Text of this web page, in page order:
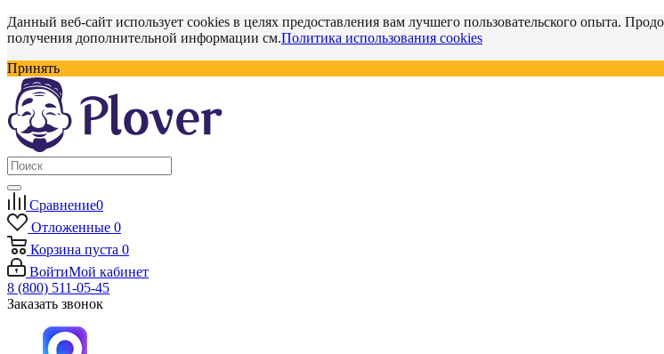
Данный веб-сайт использует cookies в целях предоставления вам лучшего пользовательского опыта.
получения дополнительной информации см.Политика использования cookies
Принять
Сравнение0
Отложенные 0
Корзина пуста 0
ВойтиМой кабинет
8 (800) 511-05-45
Заказать звонок